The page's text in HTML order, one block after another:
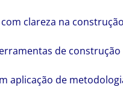
clareza na
de
aplicação de